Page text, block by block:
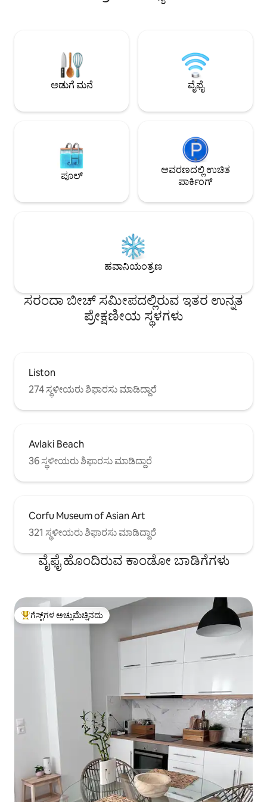
ಮಾರುಕಟ್ಟೆಗಳು ಮತ್ತು ಕಡಲತೀರದ ಕ್ಲಬ್‌ಗಳೊಂದಿಗೆ
ಸರಂಡೆಯ ಆದರ್ಶ ಪ್ರದೇಶದಲ್ಲಿ ಇದೆ. ನಿಮ್ಮ
ಈಜುಡುಗೆಗಳನ್ನು ಪ್ಯಾಕ್ ಮಾಡಿ ಮತ್ತು ನಾವು
ಶೀಘ್ರದಲ್ಲೇ ನಿಮ್ಮನ್ನು ಭೇಟಿಯಾಗುತ್ತೇವೆ!
ಸಮುದ್ರದ ನೋಟವನ್ನು
ಬಾಲ್ಕನಿ
ಅಡುಗೆ ಮನೆ ವೈಫೈ
ಪೂಲ್
ಆವರಣದಲ್ಲಿ ಉಚಿತ
ಪಾರ್ಕಿಂಗ್
ಹವಾನಿಯಂತ್ರಣ
ಸರಂದಾ ಬೀಚ್ ಸಮೀಪದಲ್ಲಿರುವ ಇತರ ಉನ್ನತ
ಪ್ರೇಕ್ಷಣೀಯ ಸ್ಥಳಗಳು
Liston
274 ಸ್ಥಳೀಯರು ಶಿಫಾರಸು ಮಾಡಿದ್ದಾರೆ
Avlaki Beach
36 ಸ್ಥಳೀಯರು ಶಿಫಾರಸು ಮಾಡಿದ್ದಾರೆ
Corfu Museum of Asian Art
321 ಸ್ಥಳೀಯರು ಶಿಫಾರಸು ಮಾಡಿದ್ದಾರೆ
ವೈಫೈ ಹೊಂದಿರುವ ಕಾಂಡೋ ಬಾಡಿಗೆಗಳು
ಗೆಸ್ಟ್‌ಗಳಿಗೆ ಅತಿ ಹೆಚ್ಚು ಅಚ್ಚುಮೆಚ್ಚಿನದು
ಗೆಸ್ಟ್‌ಗಳ ಅಚ್ಚುಮೆಚ್ಚಿನದು